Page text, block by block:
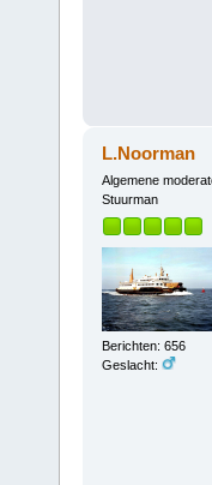
L.Noorman
Algemene
Stuurman
Berichten: 656
Geslacht: